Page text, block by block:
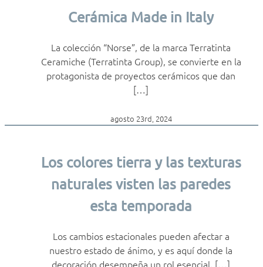
Cerámica Made in Italy
La colección “Norse”, de la marca Terratinta
Ceramiche (Terratinta Group), se convierte en la
protagonista de proyectos cerámicos que dan
[…]
agosto 23rd, 2024
Los colores tierra y las texturas
naturales visten las paredes
esta temporada
Los cambios estacionales pueden afectar a
nuestro estado de ánimo, y es aquí donde la
decoración desempeña un rol esencial. […]